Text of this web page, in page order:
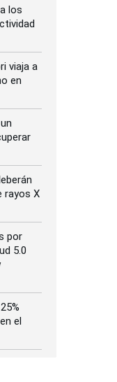
los
viaja a
en
rayos X
por
5.0
el